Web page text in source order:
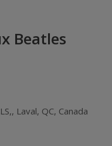
Beatles
, Laval, QC, Canada